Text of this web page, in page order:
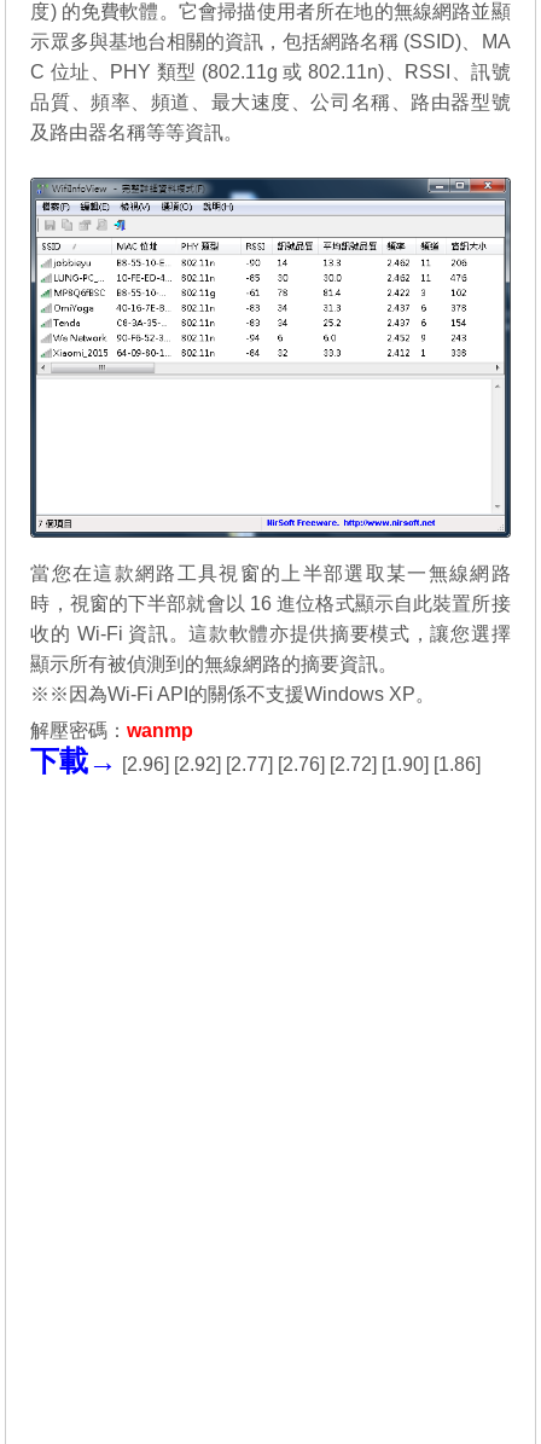
度) 的免費軟體。它會掃描使用者所在地的無線網路並顯
示眾多與基地台相關的資訊，包括網路名稱 (SSID)、MA
C 位址、PHY 類型 (802.11g 或 802.11n)、RSSI、訊號
品質、頻率、頻道、最大速度、公司名稱、路由器型號
及路由器名稱等等資訊。
當您在這款網路工具視窗的上半部選取某一無線網路
時，視窗的下半部就會以 16 進位格式顯示自此裝置所接
收的 Wi-Fi 資訊。這款軟體亦提供摘要模式，讓您選擇
顯示所有被偵測到的無線網路的摘要資訊。
※※因為Wi-Fi API的關係不支援Windows XP。
解壓密碼：wanmp
下載→ [2.96] [2.92] [2.77] [2.76] [2.72] [1.90] [1.86]